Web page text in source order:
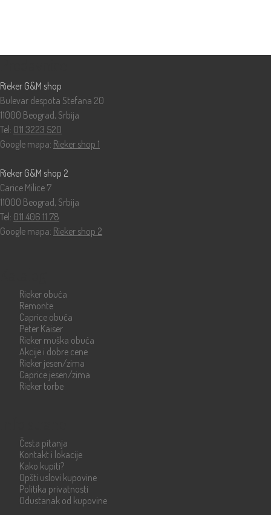
Rieker G&M shop
Bulevar despota Stefana 20
11000 Beograd, Srbija
Tel: 011 3223 520
Google mapa: Rieker shop 1
Rieker G&M shop 2
Carice Milice 7
11000 Beograd, Srbija
Tel: 011 406 11 78
Google mapa: Rieker shop 2
Rieker obuća
Remonte
Caprice obuća
Peter Kaiser
Rieker muška obuća
Akcije i dobre cene
Rieker jesen/zima
Caprice jesen/zima
Rieker torbe
Česta pitanja
Kontakt i lokacije
Kako kupiti?
Opšti uslovi kupovine
Politika privatnosti
Odustanak od kupovine